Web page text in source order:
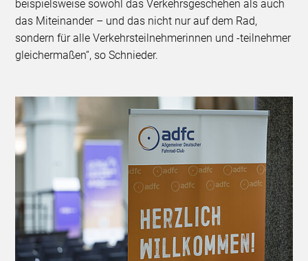
beispielsweise sowohl das Verkehrsgeschehen als auch
das Miteinander – und das nicht nur auf dem Rad,
sondern für alle Verkehrsteilnehmerinnen und -teilnehmer
gleichermaßen“, so Schnieder.